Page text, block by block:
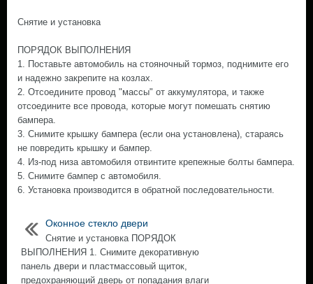
Снятие и установка
ПОРЯДОК ВЫПОЛНЕНИЯ
1. Поставьте автомобиль на стояночный тормоз, поднимите его
и надежно закрепите на козлах.
2. Отсоедините провод "массы" от аккумулятора, и также
отсоедините все провода, которые могут помешать снятию
бампера.
3. Снимите крышку бампера (если она установлена), стараясь
не повредить крышку и бампер.
4. Из-под низа автомобиля отвинтите крепежные болты бампера.
5. Снимите бампер с автомобиля.
6. Установка производится в обратной последовательности.
Оконное стекло двери
Снятие и установка ПОРЯДОК
ВЫПОЛНЕНИЯ 1. Снимите декоративную
панель двери и пластмассовый щиток,
предохраняющий дверь от попадания влаги